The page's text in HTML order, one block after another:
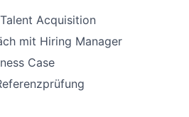
Acquisition
mit Hiring Manager
Case